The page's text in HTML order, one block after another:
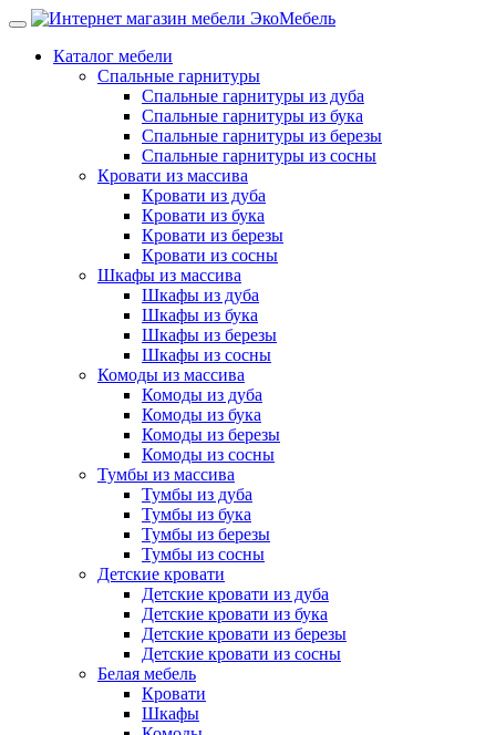
Каталог мебели
Спальные гарнитуры
Спальные гарнитуры из дуба
Спальные гарнитуры из бука
Спальные гарнитуры из березы
Спальные гарнитуры из сосны
Кровати из массива
Кровати из дуба
Кровати из бука
Кровати из березы
Кровати из сосны
Шкафы из массива
Шкафы из дуба
Шкафы из бука
Шкафы из березы
Шкафы из сосны
Комоды из массива
Комоды из дуба
Комоды из бука
Комоды из березы
Комоды из сосны
Тумбы из массива
Тумбы из дуба
Тумбы из бука
Тумбы из березы
Тумбы из сосны
Детские кровати
Детские кровати из дуба
Детские кровати из бука
Детские кровати из березы
Детские кровати из сосны
Белая мебель
Кровати
Шкафы